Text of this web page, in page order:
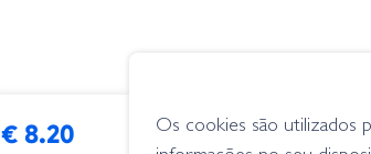
€ 8.20
Os cookies são utilizados